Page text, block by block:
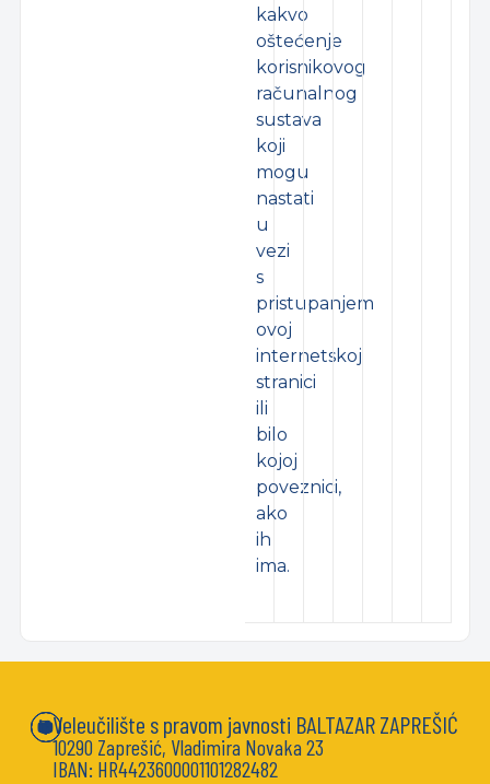
kakvo
oštećenje
korisnikovog
računalnog
sustava
koji
mogu
nastati
u
vezi
s
pristupanjem
ovoj
internetskoj
stranici
ili
bilo
kojoj
poveznici,
ako
ih
ima.
Veleučilište s pravom javnosti BALTAZAR ZAPREŠIĆ
10290 Zaprešić, Vladimira Novaka 23
IBAN: HR4423600001101282482